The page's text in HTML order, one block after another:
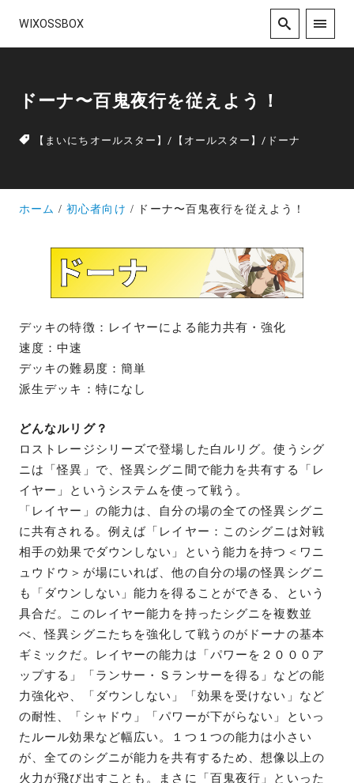
WIXOSSBOX
ドーナ〜百鬼夜行を従えよう！
【まいにちオールスター】/ 【オールスター】/ ドーナ
ホーム 初心者向け ドーナ〜百鬼夜行を従えよう！
デッキの特徴：レイヤーによる能力共有・強化
速度：中速
デッキの難易度：簡単
派生デッキ：特になし
どんなルリグ？
ロストレージシリーズで登場した白ルリグ。使うシグ
ニは「怪異」で、怪異シグニ間で能力を共有する「レ
イヤー」というシステムを使って戦う。
「レイヤー」の能力は、自分の場の全ての怪異シグニ
に共有される。例えば「レイヤー：このシグニは対戦
相手の効果でダウンしない」という能力を持つ＜ワニ
ュウドウ＞が場にいれば、他の自分の場の怪異シグニ
も「ダウンしない」能力を得ることができる、という
具合だ。このレイヤー能力を持ったシグニを複数並
べ、怪異シグニたちを強化して戦うのがドーナの基本
ギミックだ。レイヤーの能力は「パワーを２０００ア
ップする」「ランサー・Ｓランサーを得る」などの能
力強化や、「ダウンしない」「効果を受けない」など
の耐性、「シャドウ」「パワーが下がらない」といっ
たルール効果など幅広い。１つ１つの能力は小さい
が、全てのシグニが能力を共有するため、想像以上の
火力が飛び出すことも。まさに「百鬼夜行」といった